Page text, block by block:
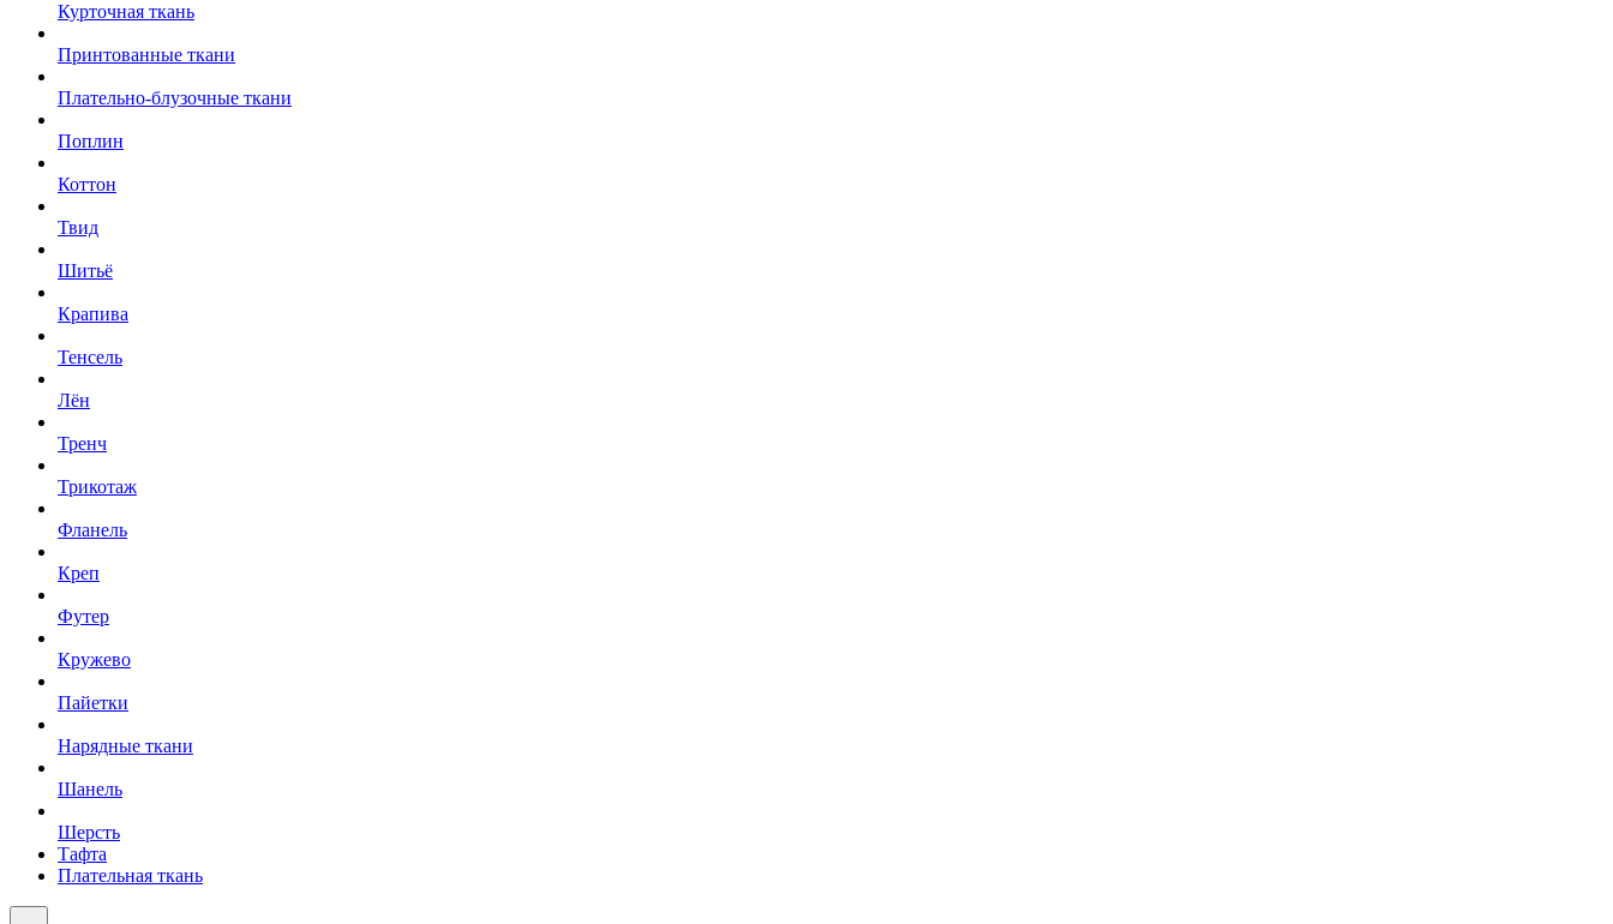
Курточная ткань
Принтованные ткани
Плательно-блузочные ткани
Поплин
Коттон
Твид
Шитьё
Крапива
Тенсель
Лён
Тренч
Трикотаж
Фланель
Креп
Футер
Кружево
Пайетки
Нарядные ткани
Шанель
Шерсть
Тафта
Плательная ткань